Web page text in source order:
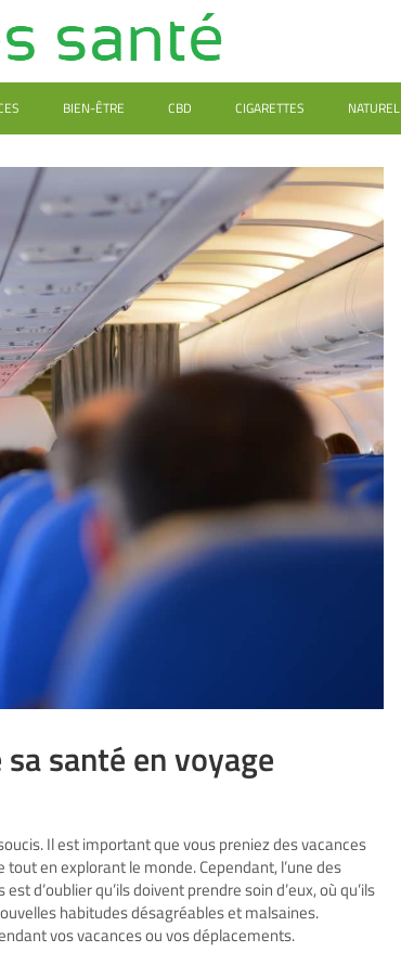
BIEN-ÊTRE CBD CIGARETTES NATUREL
santé en voyage
Il est important que vous preniez des vacances
en explorant le monde. Cependant, l’une des
d’oublier qu’ils doivent prendre soin d’eux, où qu’ils
habitudes désagréables et malsaines.
vos vacances ou vos déplacements.